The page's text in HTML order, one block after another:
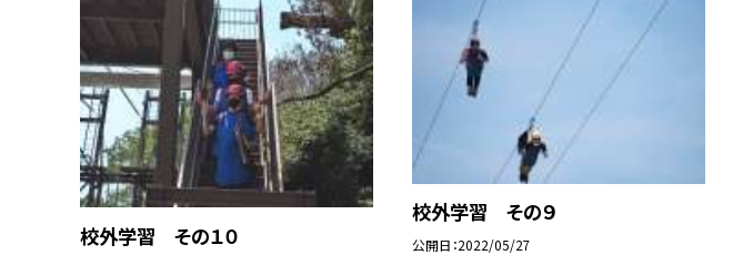
校外学習 その１０
校外学習 その９
公開日 2022/05/27